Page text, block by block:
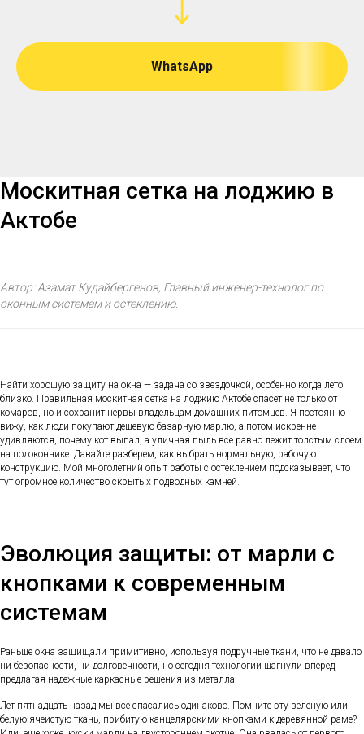
WhatsApp
Москитная сетка на лоджию в
Актобе
Автор: Азамат Кудайбергенов, Главный инженер-технолог по
оконным системам и остеклению.
Найти хорошую защиту на окна — задача со звездочкой, особенно когда лето
близко. Правильная москитная сетка на лоджию Актобе спасет не только от
комаров, но и сохранит нервы владельцам домашних питомцев. Я постоянно
вижу, как люди покупают дешевую базарную марлю, а потом искренне
удивляются, почему кот выпал, а уличная пыль все равно лежит толстым слоем
на подоконнике. Давайте разберем, как выбрать нормальную, рабочую
конструкцию. Мой многолетний опыт работы с остеклением подсказывает, что
тут огромное количество скрытых подводных камней.
Эволюция защиты: от марли с
кнопками к современным
системам
Раньше окна защищали примитивно, используя подручные ткани, что не давало
ни безопасности, ни долговечности, но сегодня технологии шагнули вперед,
предлагая надежные каркасные решения из металла.
Лет пятнадцать назад мы все спасались одинаково. Помните эту зеленую или
белую ячеистую ткань, прибитую канцелярскими кнопками к деревянной раме?